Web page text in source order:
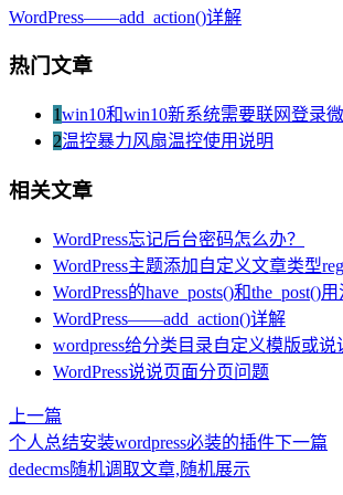
WordPress——add_action()详解
热门文章
1win10和win10新系统需要联网登录
2温控暴力风扇温控使用说明
相关文章
WordPress忘记后台密码怎么办？
WordPress主题添加自定义文章类型
WordPress的have_posts()和the_post()
WordPress——add_action()详解
wordpress给分类目录自定义模版或说
WordPress说说页面分页问题
上一篇
个人总结安装wordpress必装的插件下一篇
dedecms随机调取文章,随机展示